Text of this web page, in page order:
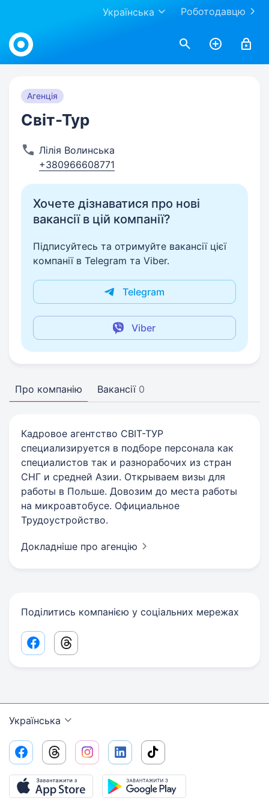
Роботодавцю
Українська
Work.ua
Агенція
Світ-Тур
Лілія Волинська
+380966608771
Хочете дізнаватися про нові
вакансії в цій компанії?
Підписуйтесь та отримуйте вакансії цієї
компанії в Telegram та Viber.
Telegram
Viber
Про компанію Вакансії 0
Кадровое агентство СВІТ-ТУР
специализируется в подборе персонала как
специалистов так и разнорабочих из стран
СНГ и средней Азии. Открываем визы для
работы в Польше. Довозим до места работы
на микроавтобусе. Официальное
Трудоустройство.
Докладніше про агенцію
Поділитись компанією у соціальних мережах
Facebook share link
Threads share link
Українська